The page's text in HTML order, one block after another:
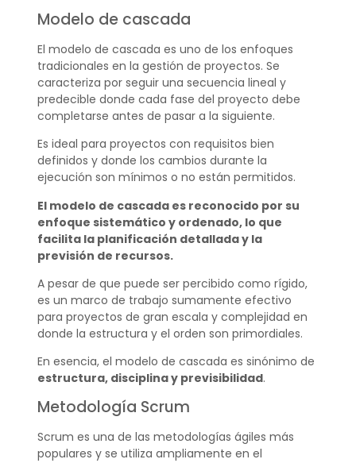
Modelo de cascada
El modelo de cascada es uno de los enfoques
tradicionales en la gestión de proyectos. Se
caracteriza por seguir una secuencia lineal y
predecible donde cada fase del proyecto debe
completarse antes de pasar a la siguiente.
Es ideal para proyectos con requisitos bien
definidos y donde los cambios durante la
ejecución son mínimos o no están permitidos.
El modelo de cascada es reconocido por su
enfoque sistemático y ordenado, lo que
facilita la planificación detallada y la
previsión de recursos.
A pesar de que puede ser percibido como rígido,
es un marco de trabajo sumamente efectivo
para proyectos de gran escala y complejidad en
donde la estructura y el orden son primordiales.
En esencia, el modelo de cascada es sinónimo de
estructura, disciplina y previsibilidad.
Metodología Scrum
Scrum es una de las metodologías ágiles más
populares y se utiliza ampliamente en el